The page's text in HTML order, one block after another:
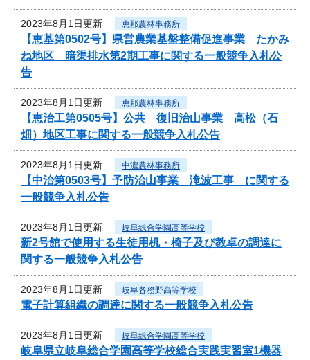
2023年8月1日更新 恵那農林事務所
【恵基第0502号】県営農業基盤整備促進事業 たかみ
ね地区 暗渠排水第2期工事に関する一般競争入札公
告
2023年8月1日更新 恵那農林事務所
【恵治工第0505号】公共 復旧治山事業 高松（石
畑）地区工事に関する一般競争入札公告
2023年8月1日更新 中濃農林事務所
【中治第0503号】予防治山事業 滝波工事 に関する
一般競争入札公告
2023年8月1日更新 岐阜総合学園高等学校
新2号館で使用する生徒用机・椅子及び教卓の調達に
関する一般競争入札公告
2023年8月1日更新 岐阜各務野高等学校
電子計算組織の調達に関する一般競争入札公告
2023年8月1日更新 岐阜総合学園高等学校
岐阜県立岐阜総合学園高等学校総合実践実習室1機器